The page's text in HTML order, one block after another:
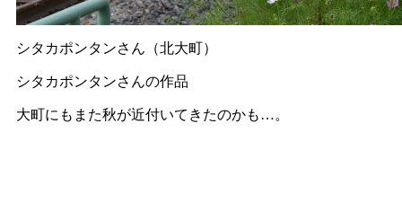
シタカポンタンさん（北大町）
シタカポンタンさんの作品
大町にもまた秋が近付いてきたのかも…。